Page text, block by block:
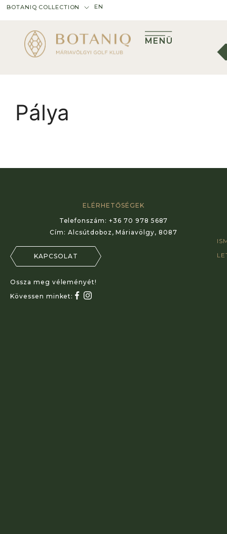
BOTANIQ COLLECTION EN
MENÜ
Pálya
ELÉRHETŐSÉGEK
Telefonszám:+36 70 978 5687
Cím: Alcsútdoboz, Máriavölgy, 8087
KAPCSOLAT
Ossza meg véleményét!
Kövessen minket: